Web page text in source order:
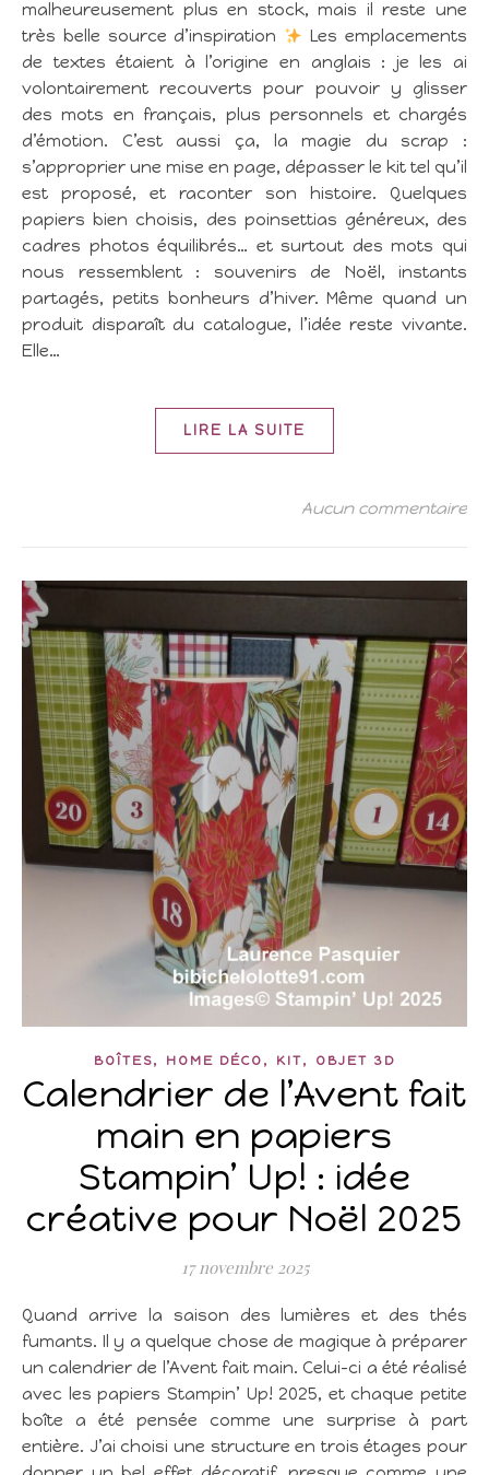
malheureusement plus en stock, mais il reste une
très belle source d’inspiration
Les emplacements
de textes étaient à l’origine en anglais : je les ai
volontairement recouverts pour pouvoir y glisser
des mots en français, plus personnels et chargés
d’émotion. C’est aussi ça, la magie du scrap :
s’approprier une mise en page, dépasser le kit tel qu’il
est proposé, et raconter son histoire. Quelques
papiers bien choisis, des poinsettias généreux, des
cadres photos équilibrés… et surtout des mots qui
nous ressemblent : souvenirs de Noël, instants
partagés, petits bonheurs d’hiver. Même quand un
produit disparaît du catalogue, l’idée reste vivante.
Elle…
LIRE LA SUITE
Aucun commentaire
BOÎTES, HOME DÉCO , KIT, OBJET 3D
Calendrier de l’Avent fait
main en papiers
Stampin’ Up! : idée
créative pour Noël 2025
17 novembre 2025
Quand arrive la saison des lumières et des thés
fumants. Il y a quelque chose de magique à préparer
un calendrier de l’Avent fait main. Celui-ci a été réalisé
avec les papiers Stampin’ Up! 2025, et chaque petite
boîte a été pensée comme une surprise à part
entière. J’ai choisi une structure en trois étages pour